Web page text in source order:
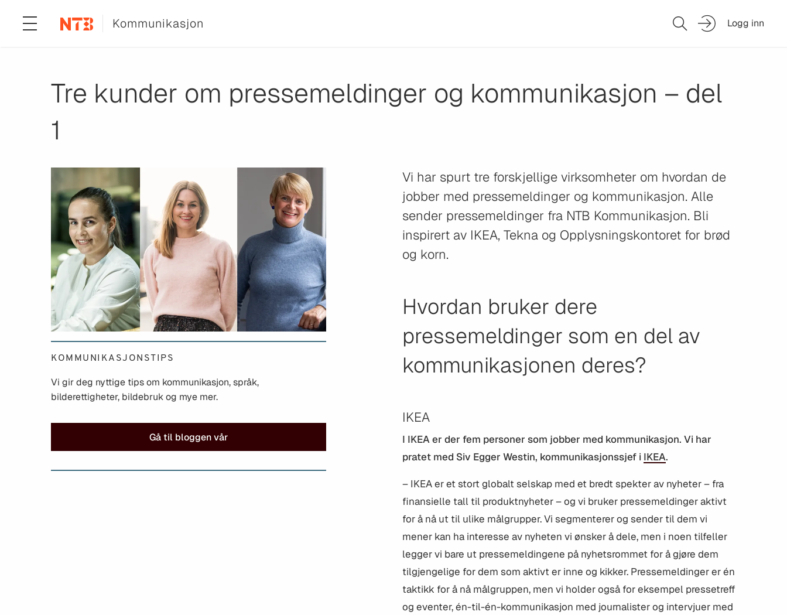
Kommunikasjon Logg inn
Tre kunder om pressemeldinger og kommunikasjon – del
1
KOMMUNIKASJONSTIPS
Vi gir deg nyttige tips om kommunikasjon, språk,
bilderettigheter, bildebruk og mye mer.
Gå til bloggen vår
Vi har spurt tre forskjellige virksomheter om hvordan de
jobber med pressemeldinger og kommunikasjon. Alle
sender pressemeldinger fra NTB Kommunikasjon. Bli
inspirert av IKEA, Tekna og Opplysningskontoret for brød
og korn.
Hvordan bruker dere
pressemeldinger som en del av
kommunikasjonen deres?
IKEA
I IKEA er der fem personer som jobber med kommunikasjon. Vi har
pratet med Siv Egger Westin, kommunikasjonssjef i IKEA.
– IKEA er et stort globalt selskap med et bredt spekter av nyheter – fra
finansielle tall til produktnyheter – og vi bruker pressemeldinger aktivt
for å nå ut til ulike målgrupper. Vi segmenterer og sender til dem vi
mener kan ha interesse av nyheten vi ønsker å dele, men i noen tilfeller
legger vi bare ut pressemeldingene på nyhetsrommet for å gjøre dem
tilgjengelige for dem som aktivt er inne og kikker. Pressemeldinger er én
taktikk for å nå målgruppen, men vi holder også for eksempel pressetreff
og eventer, én-til-én-kommunikasjon med journalister og intervjuer med